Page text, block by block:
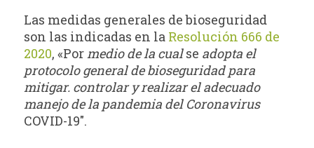
Las medidas generales de bioseguridad
son las indicadas en la Resolución 666 de
2020, «Por medio de la cualse adopta el
protocolo general de bioseguridad para
mitigar. controlar y realizarel adecuado
manejo de la pandemia del Coronavirus
COVID-19″.